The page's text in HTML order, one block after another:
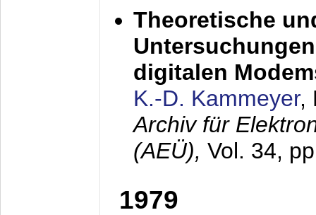
Theoretische
digitalen
K.-D. Kammeyer,
Archiv für
(AEÜ), Vol. 34,
1979